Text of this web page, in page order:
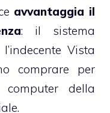
avvantaggia il
: il sistema
Vista
comprare per
della